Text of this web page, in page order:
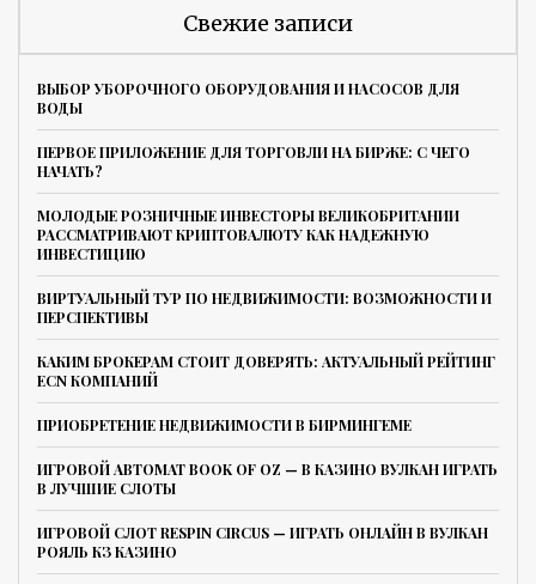
Свежие записи
ВЫБОР УБОРОЧНОГО ОБОРУДОВАНИЯ И НАСОСОВ ДЛЯ
ВОДЫ
ПЕРВОЕ ПРИЛОЖЕНИЕ ДЛЯ ТОРГОВЛИ НА БИРЖЕ: С ЧЕГО
НАЧАТЬ?
МОЛОДЫЕ РОЗНИЧНЫЕ ИНВЕСТОРЫ ВЕЛИКОБРИТАНИИ
РАССМАТРИВАЮТ КРИПТОВАЛЮТУ КАК НАДЕЖНУЮ
ИНВЕСТИЦИЮ
ВИРТУАЛЬНЫЙ ТУР ПО НЕДВИЖИМОСТИ: ВОЗМОЖНОСТИ И
ПЕРСПЕКТИВЫ
КАКИМ БРОКЕРАМ СТОИТ ДОВЕРЯТЬ: АКТУАЛЬНЫЙ РЕЙТИНГ
ECN КОМПАНИЙ
ПРИОБРЕТЕНИЕ НЕДВИЖИМОСТИ В БИРМИНГЕМЕ
ИГРОВОЙ АВТОМАТ BOOK OF OZ — В КАЗИНО ВУЛКАН ИГРАТЬ
В ЛУЧШИЕ СЛОТЫ
ИГРОВОЙ СЛОТ RESPIN CIRCUS — ИГРАТЬ ОНЛАЙН В ВУЛКАН
РОЯЛЬ КЗ КАЗИНО